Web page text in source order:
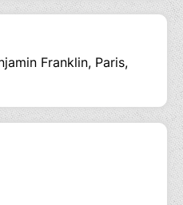
Franklin, Paris,